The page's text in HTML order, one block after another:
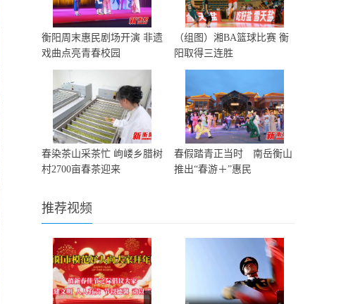
衡阳周末惠民剧场开演 非遗
戏曲点亮青春校园
（组图）湘BA篮球比赛 衡
阳取得三连胜
春染茶山采茶忙 岣嵝乡腊树
村2700亩春茶迎来
春假踏青正当时 南岳衡山
推出“春游＋”惠民
推荐视频